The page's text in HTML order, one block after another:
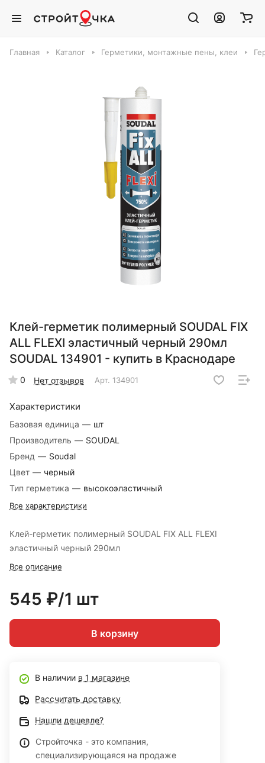
Главная Каталог Герметики, монтажные пены, клеи
Клей-герметик полимерный SOUDAL FIX
ALL FLEXI эластичный черный 290мл
SOUDAL 134901 - купить в Краснодаре
0 Нет отзывов Арт. 134901
Характеристики
Базовая единица — шт
Производитель — SOUDAL
Бренд — Soudal
Цвет — черный
Тип герметика — высокоэластичный
Все характеристики
Клей-герметик полимерный SOUDAL FIX ALL FLEXI
эластичный черный 290мл
Все описание
545 ₽/1 шт
В корзину
В наличии в 1 магазине
Рассчитать доставку
Нашли дешевле?
Стройточка - это компания,
специализирующаяся на продаже